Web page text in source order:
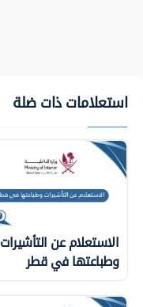
استعلامات ذات ضلة
الاستعلام عن التأشيرات
وطباعتها في قطر